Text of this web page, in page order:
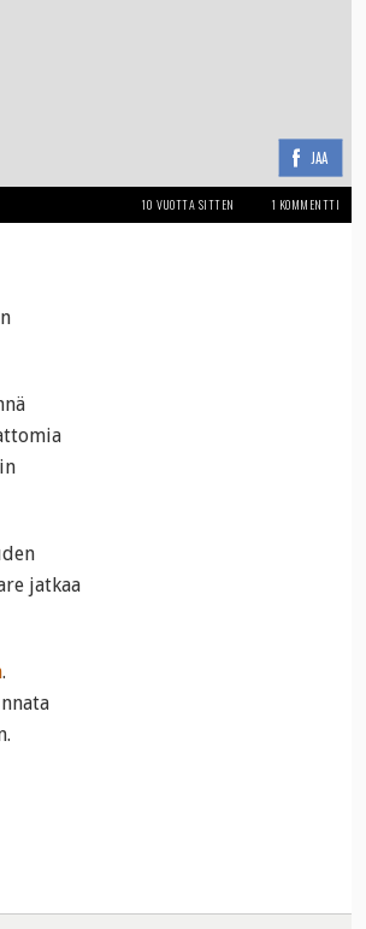
JAA
10 VUOTTA SITTEN 1 KOMMENTTI
jatkaa
.